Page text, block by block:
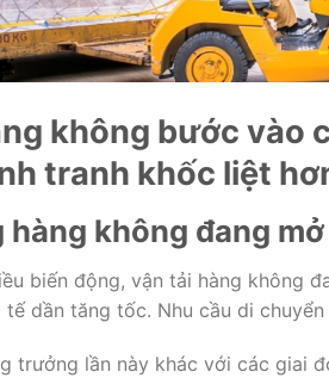
không bước vào
tranh khốc liệt
không đang
biến động, vận tải hàng không
dần tăng tốc. Nhu cầu di
trưởng lần này khác với các giai